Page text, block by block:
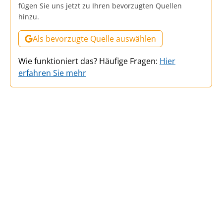
fügen Sie uns jetzt zu Ihren bevorzugten Quellen
hinzu.
Als bevorzugte Quelle auswählen
Wie funktioniert das? Häufige Fragen: Hier
erfahren Sie mehr